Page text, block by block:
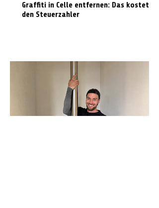
Graffiti in Celle entfernen: Das kostet es
den Steuerzahler